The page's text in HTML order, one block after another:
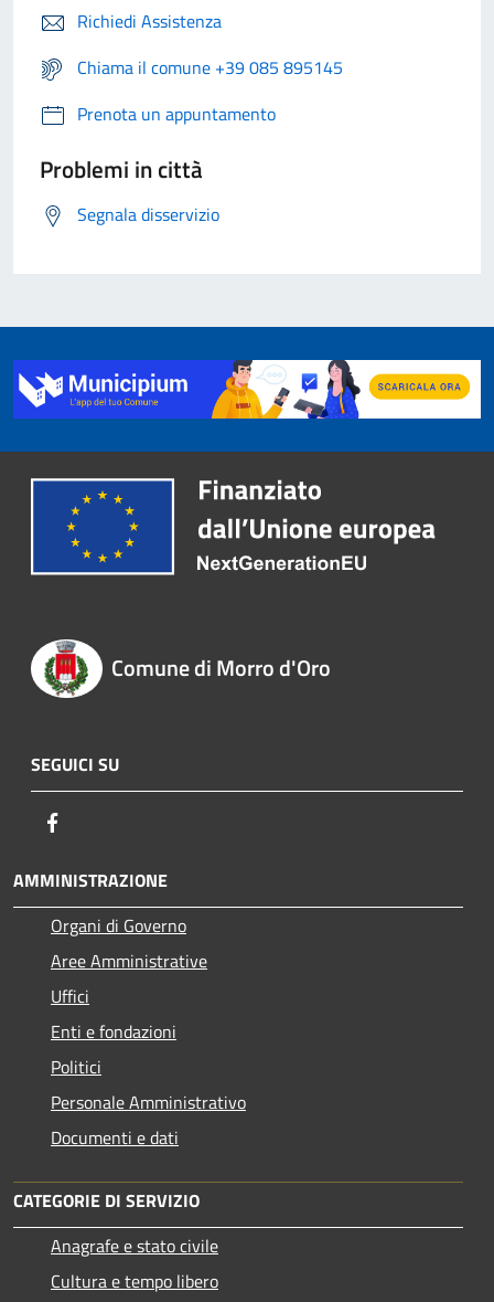
Richiedi Assistenza
Chiama il comune +39 085 895145
Prenota un appuntamento
Problemi in città
Segnala disservizio
Comune di Morro d'Oro
SEGUICI SU
AMMINISTRAZIONE
Organi di Governo
Aree Amministrative
Uffici
Enti e fondazioni
Politici
Personale Amministrativo
Documenti e dati
CATEGORIE DI SERVIZIO
Anagrafe e stato civile
Cultura e tempo libero